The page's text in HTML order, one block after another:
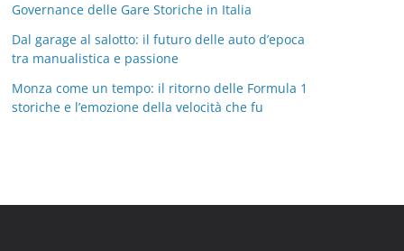
Governance delle Gare Storiche in Italia
Dal garage al salotto: il futuro delle auto d’epoca
tra manualistica e passione
Monza come un tempo: il ritorno delle Formula 1
storiche e l’emozione della velocità che fu